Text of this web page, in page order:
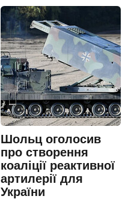
Шольц оголосив
про створення
коаліції реактивної
артилерії для
України